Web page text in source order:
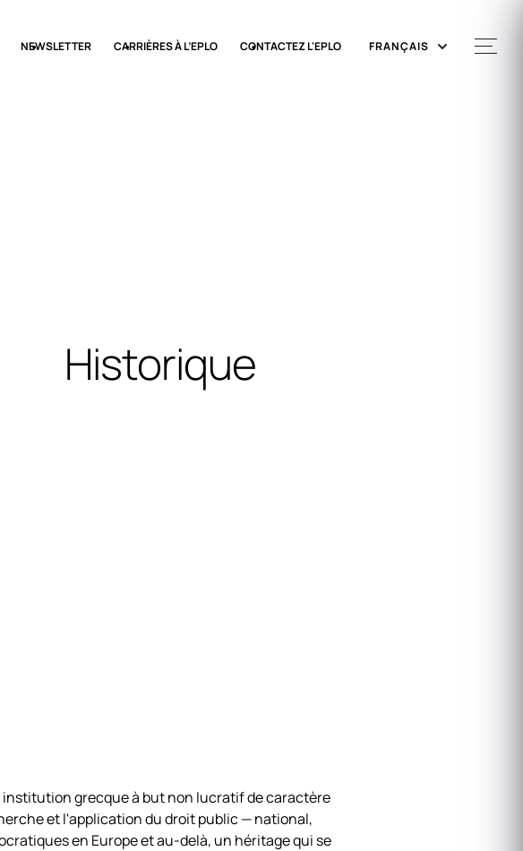
NEWSLETTER CARRIÈRES À L’EPLO CONTACTEZ L'EPLO FRANÇAIS
Historique
institution grecque à but non lucratif de caractère
et l'application du droit public — national,
en Europe et au-delà, un héritage qui se